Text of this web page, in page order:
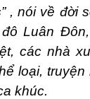
” , nói về đời
Luân
các nhà
loại,
khúc.